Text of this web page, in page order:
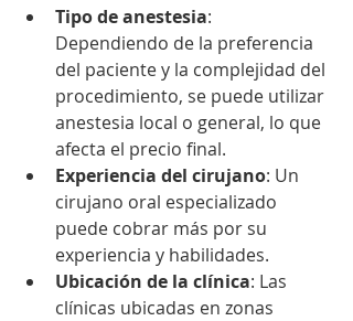
Tipo de anestesia:
Dependiendo de la preferencia
del paciente y la complejidad del
procedimiento, se puede utilizar
anestesia local o general, lo que
afecta el precio final.
Experiencia del cirujano: Un
cirujano oral especializado
puede cobrar más por su
experiencia y habilidades.
Ubicación de la clínica: Las
clínicas ubicadas en zonas